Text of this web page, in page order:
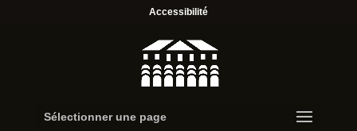
Accessibilité
Sélectionner une page